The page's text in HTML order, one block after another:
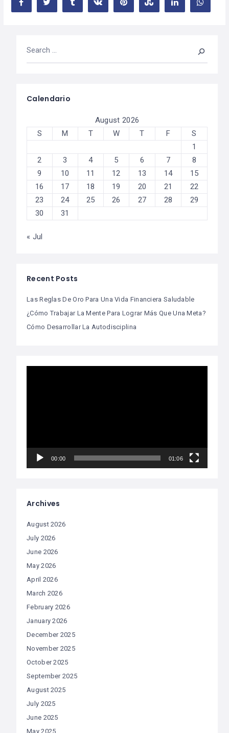
Calendario
August 2026
S
M T W T F
S
1
2
3 4 5 6 7
8
9
10 11 12 13 14
15
16
17 18 19 20 21
22
23
24 25 26 27 28
29
30
31
« Jul
Recent Posts
Las Reglas De Oro Para Una Vida Financiera Saludable
¿Cómo Trabajar La Mente Para Lograr Más Que Una Meta?
Cómo Desarrollar La Autodisciplina
00:00 01:06
Archives
August 2026
July 2026
June 2026
May 2026
April 2026
March 2026
February 2026
January 2026
December 2025
November 2025
October 2025
September 2025
August 2025
July 2025
June 2025
May 2025